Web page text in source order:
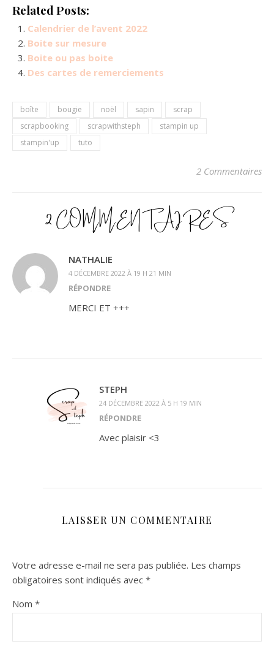
Related Posts:
Calendrier de l’avent 2022
Boite sur mesure
Boite ou pas boite
Des cartes de remerciements
boîte bougie noël sapin
scrap
scrapbooking
scrapwithsteph
stampin up
stampin'up
tuto
2 Commentaires
2 COMMENTAIRES
NATHALIE
4 DÉCEMBRE 2022 À 19 H 21 MIN
RÉPONDRE
MERCI ET +++
STEPH
24 DÉCEMBRE 2022 À 5 H 19 MIN
RÉPONDRE
Avec plaisir <3
LAISSER UN COMMENTAIRE
Votre adresse e-mail ne sera pas publiée. Les champs
obligatoires sont indiqués avec *
Nom *